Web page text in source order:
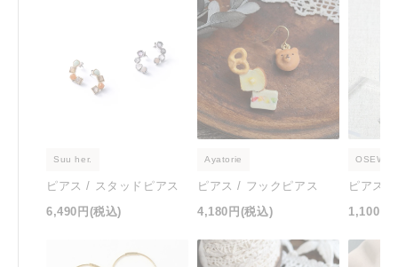
Suu her.
ピアス / スタッドピアス
6,490円 (税込)
Ayatorie
ピアス / フックピアス
4,180円 (税込)
ピアス /
1,100円